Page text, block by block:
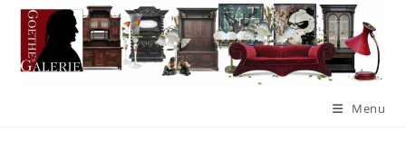
Menu